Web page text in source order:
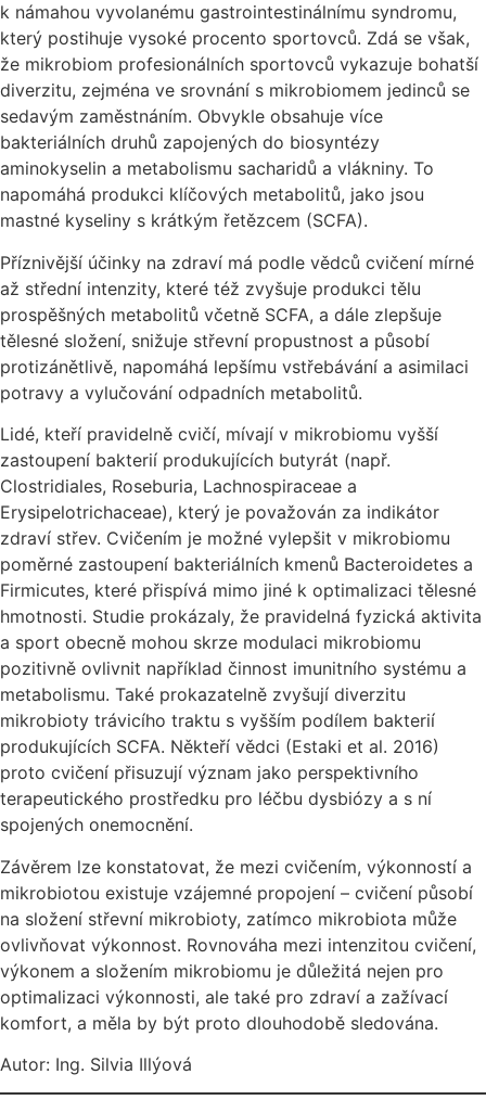
k námahou vyvolanému gastrointestinálnímu syndromu,
který postihuje vysoké procento sportovců. Zdá se však,
že mikrobiom profesionálních sportovců vykazuje bohatší
diverzitu, zejména ve srovnání s mikrobiomem jedinců se
sedavým zaměstnáním. Obvykle obsahuje více
bakteriálních druhů zapojených do biosyntézy
aminokyselin a metabolismu sacharidů a vlákniny. To
napomáhá produkci klíčových metabolitů, jako jsou
mastné kyseliny s krátkým řetězcem (SCFA).
Příznivější účinky na zdraví má podle vědců cvičení mírné
až střední intenzity, které též zvyšuje produkci tělu
prospěšných metabolitů včetně SCFA, a dále zlepšuje
tělesné složení, snižuje střevní propustnost a působí
protizánětlivě, napomáhá lepšímu vstřebávání a asimilaci
potravy a vylučování odpadních metabolitů.
Lidé, kteří pravidelně cvičí, mívají v mikrobiomu vyšší
zastoupení bakterií produkujících butyrát (např.
Clostridiales, Roseburia, Lachnospiraceae a
Erysipelotrichaceae), který je považován za indikátor
zdraví střev. Cvičením je možné vylepšit v mikrobiomu
poměrné zastoupení bakteriálních kmenů Bacteroidetes a
Firmicutes, které přispívá mimo jiné k optimalizaci tělesné
hmotnosti. Studie prokázaly, že pravidelná fyzická aktivita
a sport obecně mohou skrze modulaci mikrobiomu
pozitivně ovlivnit například činnost imunitního systému a
metabolismu. Také prokazatelně zvyšují diverzitu
mikrobioty trávicího traktu s vyšším podílem bakterií
produkujících SCFA. Někteří vědci (Estaki et al. 2016)
proto cvičení přisuzují význam jako perspektivního
terapeutického prostředku pro léčbu dysbiózy a s ní
spojených onemocnění.
Závěrem lze konstatovat, že mezi cvičením, výkonností a
mikrobiotou existuje vzájemné propojení – cvičení působí
na složení střevní mikrobioty, zatímco mikrobiota může
ovlivňovat výkonnost. Rovnováha mezi intenzitou cvičení,
výkonem a složením mikrobiomu je důležitá nejen pro
optimalizaci výkonnosti, ale také pro zdraví a zažívací
komfort, a měla by být proto dlouhodobě sledována.
Autor: Ing. Silvia Illýová